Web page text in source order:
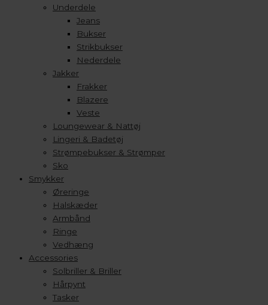
Underdele
Jeans
Bukser
Strikbukser
Nederdele
Jakker
Frakker
Blazere
Veste
Loungewear & Nattøj
Lingeri & Badetøj
Strømpebukser & Strømper
Sko
Smykker
Øreringe
Halskæder
Armbånd
Ringe
Vedhæng
Accessories
Solbriller & Briller
Hårpynt
Tasker